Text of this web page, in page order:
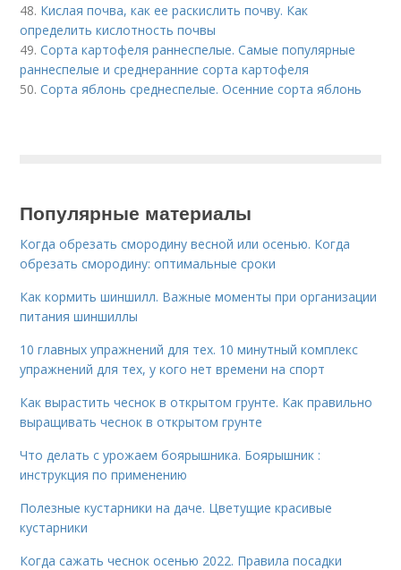
48. Кислая почва, как ее раскислить почву. Как
определить кислотность почвы
49.Сорта картофеля раннеспелые. Cамые популярные
раннеспелые и среднеранние сорта картофеля
50.Сорта яблонь среднеспелые. Осенние сорта яблонь
Популярные материалы
Когда обрезать смородину весной или осенью. Когда
обрезать смородину: оптимальные сроки
Как кормить шиншилл. Важные моменты при организации
питания шиншиллы
10 главных упражнений для тех. 10 минутный комплекс
упражнений для тех, у кого нет времени на спорт
Как вырастить чеснок в открытом грунте. Как правильно
выращивать чеснок в открытом грунте
Что делать с урожаем боярышника. Боярышник :
инструкция по применению
Полезные кустарники на даче. Цветущие красивые
кустарники
Когда сажать чеснок осенью 2022. Правила посадки